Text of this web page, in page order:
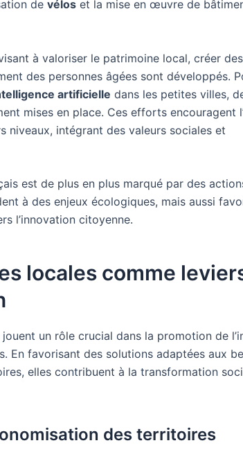
de vélos et la mise en œuvre de
à valoriser le patrimoine local, créer
des personnes âgées sont développés.
artificielle dans les petites villes,
mises en place. Ces efforts encouragent
niveaux, intégrant des valeurs sociales et
est de plus en plus marqué par des
à des enjeux écologiques, mais aussi
l’innovation citoyenne.
locales comme
jouent un rôle crucial dans la promotion de
En favorisant des solutions adaptées aux
elles contribuent à la transformation
des territoires